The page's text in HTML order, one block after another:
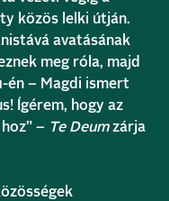
közös lelki útján.
avatásának
meg róla, majd
én – Magdi ismert
Ígérem, hogy az
– Te Deumzárja